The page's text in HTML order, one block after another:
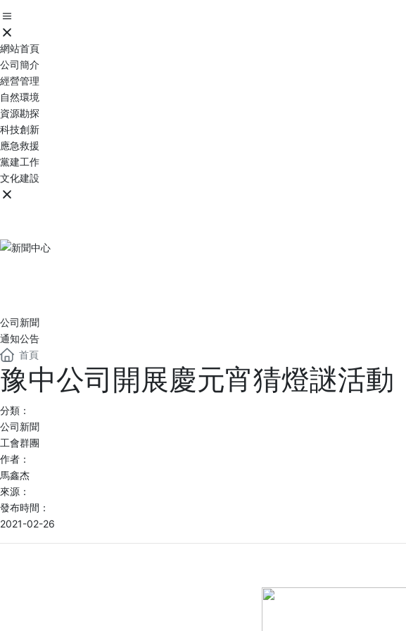
網站首頁
公司簡介
經營管理
自然環境
資源勘探
科技創新
應急救援
黨建工作
文化建設
公司新聞
通知公告
首頁
豫中公司開展慶元宵猜燈謎活動
分類：
公司新聞
工會群團
作者：
馬鑫杰
來源：
發布時間：
2021-02-26